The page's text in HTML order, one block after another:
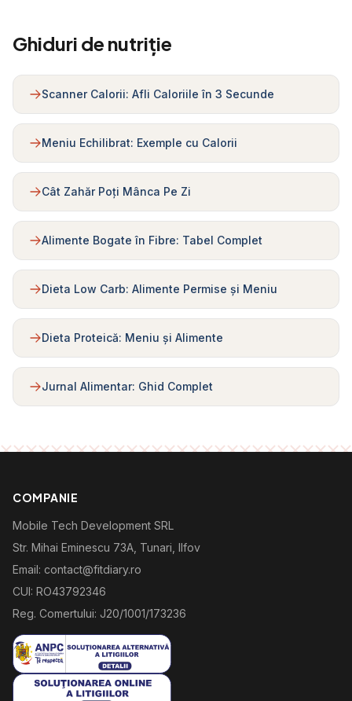
Ghiduri de nutriție
Scanner Calorii: Afli Caloriile în 3 Secunde
Meniu Echilibrat: Exemple cu Calorii
Cât Zahăr Poți Mânca Pe Zi
Alimente Bogate în Fibre: Tabel Complet
Dieta Low Carb: Alimente Permise și Meniu
Dieta Proteică: Meniu și Alimente
Jurnal Alimentar: Ghid Complet
COMPANIE
Mobile Tech Development SRL
Str. Mihai Eminescu 73A, Tunari, Ilfov
Email: contact@fitdiary.ro
CUI: RO43792346
Reg. Comertului: J20/1001/173236